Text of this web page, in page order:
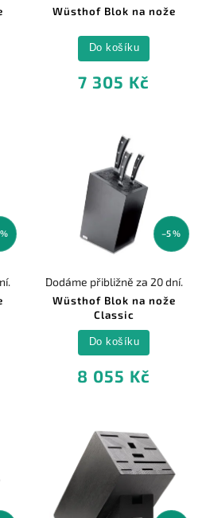
Wüsthof Blok na nože
7 305 Kč
Do košíku
–5 %
Wüsthof Blok na nože
Classic
Dodáme přibližně za 20 dní.
8 055 Kč
Do košíku